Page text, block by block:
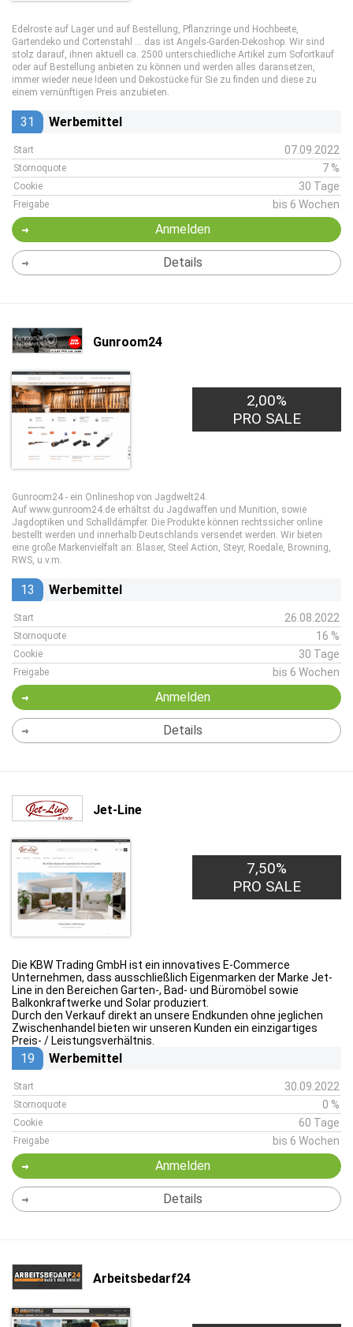
Edelroste auf Lager und auf Bestellung, Pflanzringe und Hochbeete,
Gartendeko und Cortenstahl … das ist Angels-Garden-Dekoshop. Wir sind
stolz darauf, ihnen aktuell ca. 2500 unterschiedliche Artikel zum Sofortkauf
oder auf Bestellung anbieten zu können und werden alles daransetzen,
immer wieder neue Ideen und Dekostücke für Sie zu finden und diese zu
einem vernünftigen Preis anzubieten.
31 Werbemittel
Start 07.09.2022
Stornoquote 7 %
Cookie 30 Tage
Freigabe bis 6 Wochen
Anmelden
Details
Gunroom24
2,00%
PRO SALE
Gunroom24 - ein Onlineshop von Jagdwelt24.
Auf www.gunroom24.de erhältst du Jagdwaffen und Munition, sowie
Jagdoptiken und Schalldämpfer. Die Produkte können rechtssicher online
bestellt werden und innerhalb Deutschlands versendet werden. Wir bieten
eine große Markenvielfalt an: Blaser, Steel Action, Steyr, Roedale, Browning,
RWS, u.v.m.
13 Werbemittel
Start 26.08.2022
Stornoquote 16 %
Cookie 30 Tage
Freigabe bis 6 Wochen
Anmelden
Details
Jet-Line
7,50%
PRO SALE
Die KBW Trading GmbH ist ein innovatives E-Commerce
Unternehmen, dass ausschließlich Eigenmarken der Marke Jet-
Line in den Bereichen Garten-, Bad- und Büromöbel sowie
Balkonkraftwerke und Solar produziert.
Durch den Verkauf direkt an unsere Endkunden ohne jeglichen
Zwischenhandel bieten wir unseren Kunden ein einzigartiges
Preis- / Leistungsverhältnis.
19 Werbemittel
Start 30.09.2022
Stornoquote 0 %
Cookie 60 Tage
Freigabe bis 6 Wochen
Anmelden
Details
Arbeitsbedarf24